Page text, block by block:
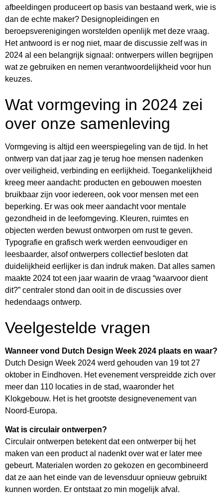
afbeeldingen produceert op basis van bestaand werk, wie is
dan de echte maker? Designopleidingen en
beroepsverenigingen worstelden openlijk met deze vraag.
Het antwoord is er nog niet, maar de discussie zelf was in
2024 al een belangrijk signaal: ontwerpers willen begrijpen
wat ze gebruiken en nemen verantwoordelijkheid voor hun
keuzes.
Wat vormgeving in 2024 zei
over onze samenleving
Vormgeving is altijd een weerspiegeling van de tijd. In het
ontwerp van dat jaar zag je terug hoe mensen nadenken
over veiligheid, verbinding en eerlijkheid. Toegankelijkheid
kreeg meer aandacht: producten en gebouwen moesten
bruikbaar zijn voor iedereen, ook voor mensen met een
beperking. Er was ook meer aandacht voor mentale
gezondheid in de leefomgeving. Kleuren, ruimtes en
objecten werden bewust ontworpen om rust te geven.
Typografie en grafisch werk werden eenvoudiger en
leesbaarder, alsof ontwerpers collectief besloten dat
duidelijkheid eerlijker is dan indruk maken. Dat alles samen
maakte 2024 tot een jaar waarin de vraag “waarvoor dient
dit?” centraler stond dan ooit in de discussies over
hedendaags ontwerp.
Veelgestelde vragen
Wanneer vond Dutch Design Week 2024 plaats en waar?
Dutch Design Week 2024 werd gehouden van 19 tot 27
oktober in Eindhoven. Het evenement verspreidde zich over
meer dan 110 locaties in de stad, waaronder het
Klokgebouw. Het is het grootste designevenement van
Noord-Europa.
Wat is circulair ontwerpen?
Circulair ontwerpen betekent dat een ontwerper bij het
maken van een product al nadenkt over wat er later mee
gebeurt. Materialen worden zo gekozen en gecombineerd
dat ze aan het einde van de levensduur opnieuw gebruikt
kunnen worden. Er ontstaat zo min mogelijk afval.